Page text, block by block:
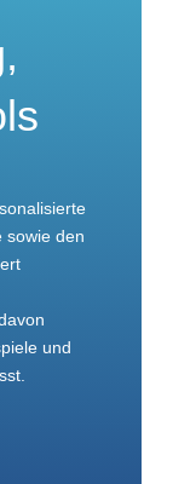
sowie den
und